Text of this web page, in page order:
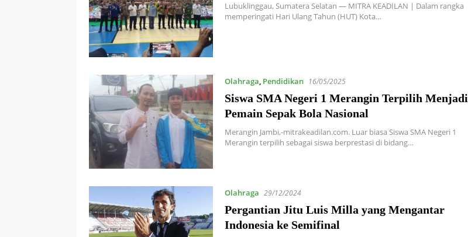
Lubuklinggau, Sumatera Selatan — MITRA KEADILAN | Dalam rangka
memperingati Hari Ulang Tahun (HUT) Kota…
Olahraga, Pendidikan 16/05/2025
Siswa SMA Negeri 1 Merangin Terpilih Menjadi
Pemain Sepak Bola Nasional
Merangin Jambi,-mitrakeadilan.com. Luar biasa Siswa SMA Negeri 1
Merangin terpilih sebagai siswa berprestasi di bidang…
Olahraga 29/12/2024
Pergantian Jitu Luis Milla yang Mengantar
Indonesia ke Semifinal